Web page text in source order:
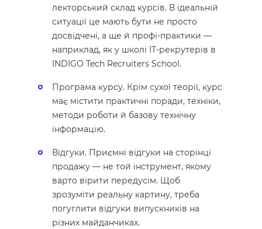
лекторський склад курсів. В ідеальній
ситуації це мають бути не просто
досвідчені, а ще й профі-практики —
наприклад, як у школі IT-рекрутерів в
INDIGO Tech Recruiters School.
Програма курсу. Крім сухої теорії, курс
має містити практичні поради, техніки,
методи роботи й базову технічну
інформацію.
Відгуки. Приємні відгуки на сторінці
продажу — не той інструмент, якому
варто вірити передусім. Щоб
зрозуміти реальну картину, треба
погуглити відгуки випускників на
різних майданчиках.